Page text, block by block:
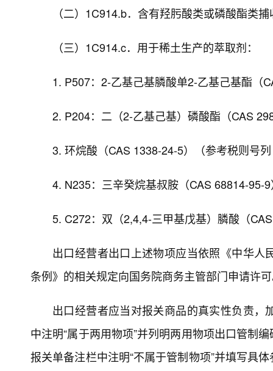
（二）1C914.b．含有羟肟酸类或磷酸酯类
（三）1C914.c．用于稀土生产的萃取剂：
1. P507：2-乙基己基膦酸单2-乙基己基酯（
2. P204：二（2-乙基己基）磷酸酯（CAS
3. 环烷酸（CAS 1338-24-5）（参考税则号
4. N235：三辛癸烷基叔胺（CAS 68814-95-
5. C272：双（2,4,4-三甲基戊基）膦酸（
出口经营者出口上述物项应当依照《中华
条例》的相关规定向国务院商务主管部门申请许
出口经营者应当对报关商品的真实性负责
中注明“属于两用物项”并列明两用物项出口管制
报关单备注栏中注明“不属于管制物项”并填写具